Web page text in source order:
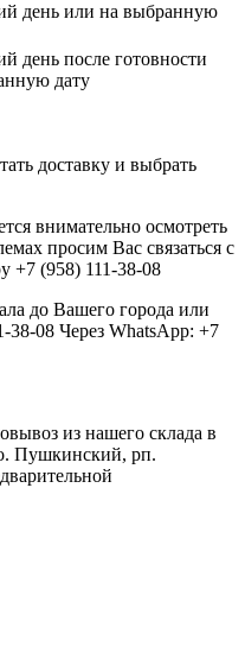
день или на выбранную
день после готовности
дату
доставку и выбрать
внимательно осмотреть
просим Вас связаться с
+7 (958) 111-38-08
до Вашего города или
38-08 Через WhatsApp: +7
из нашего склада в
Пушкинский, рп.